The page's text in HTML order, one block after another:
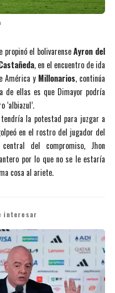
propinó el bolivarenseAyron del
, en el encuentro de ida
América y Millonarios, continúa
de ellas es que Dimayor podría
la potestad para juzgar a
en el rostro del jugador del
del compromiso, Jhon
por lo que no se le estaría
cosa al ariete.
interesar